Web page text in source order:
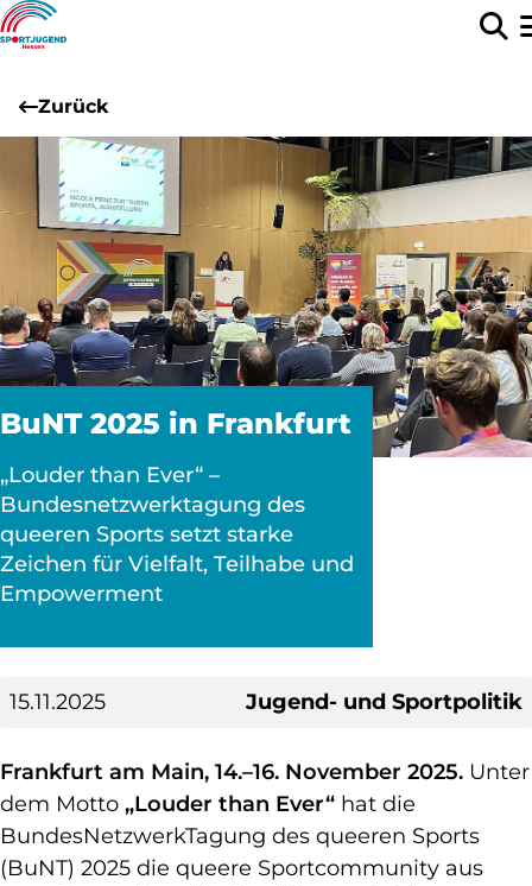
Zurück
BuNT 2025 in Frankfurt
„Louder than Ever“ –
Bundesnetzwerktagung des
queeren Sports setzt starke
Zeichen für Vielfalt, Teilhabe und
Empowerment
15.11.2025 Jugend- und Sportpolitik
Frankfurt am Main, 14.–16. November 2025. Unter
dem Motto „Louder than Ever“ hat die
BundesNetzwerkTagung des queeren Sports
(BuNT) 2025 die queere Sportcommunity aus